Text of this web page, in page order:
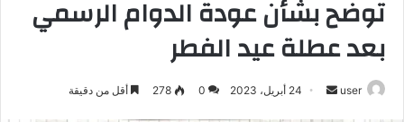
توضح بشأن عودة الدوام الرسمي
بعد عطلة عيد الفطر
user
أرسل 24 أبريل، 2023 0
278 أقل من دقيقة